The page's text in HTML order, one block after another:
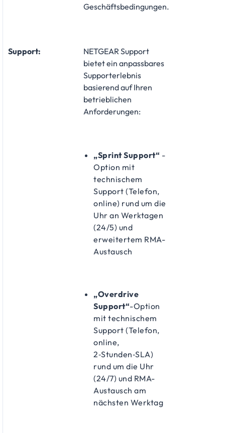
Geschäftsbedingungen.
Support:
​NETGEAR Support
bietet ein anpassbares
Supporterlebnis
basierend auf Ihren
betrieblichen
Anforderungen:
„Sprint Support“ -
Option mit
technischem
Support (Telefon,
online) rund um die
Uhr an Werktagen
(24/5) und
erweitertem RMA-
Austausch
„Overdrive
Support“-Option
mit technischem
Support (Telefon,
online,
2‑Stunden‑SLA)
rund um die Uhr
(24/7) und RMA-
Austausch am
nächsten Werktag